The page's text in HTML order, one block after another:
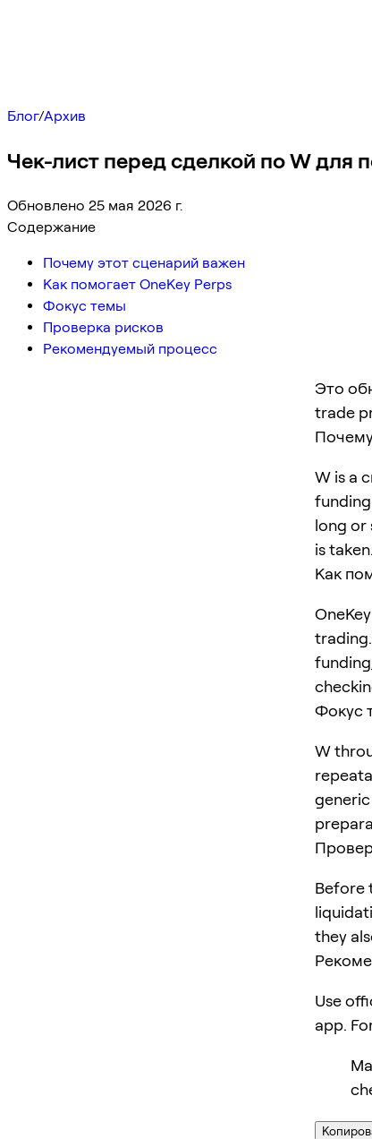
Блог/Архив
Чек-лист перед сделкой по W для
Обновлено 25 мая 2026 г.
Содержание
Почему этот сценарий важен
Как помогает OneKey Perps
Фокус темы
Проверка рисков
Рекомендуемый процесс
Это
trade
W is a
long or
is taken.
Как
Фокус
W
Before
they
Use
app.